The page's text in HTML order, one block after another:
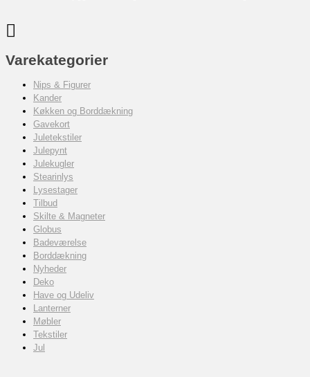
Varekategorier
Nips & Figurer
Kander
Køkken og Borddækning
Gavekort
Juletekstiler
Julepynt
Julekugler
Stearinlys
Lysestager
Tilbud
Skilte & Magneter
Globus
Badeværelse
Borddækning
Nyheder
Deko
Have og Udeliv
Lanterner
Møbler
Tekstiler
Jul